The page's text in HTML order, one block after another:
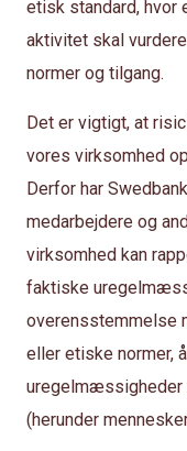
etisk standard, hvor
aktivitet skal
normer og tilgang.
Det er vigtigt, at
vores virksomhed
Derfor har
medarbejdere og
virksomhed kan
faktiske
overensstemmelse
eller etiske normer,
(herunder